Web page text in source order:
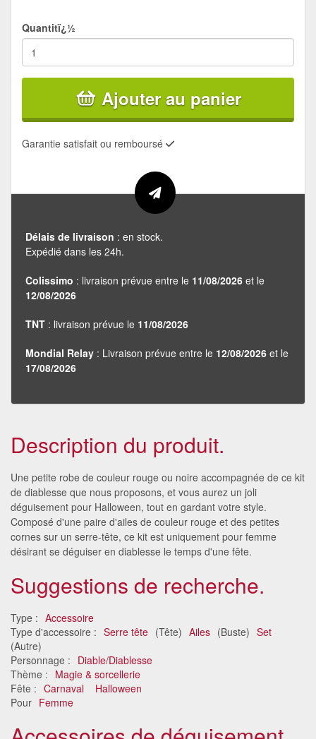
Quantitï¿½
Ajouter au panier
Garantie satisfait ou remboursé
Délais de livraison : en stock.
Expédié dans les 24h.
Colissimo : livraison prévue entre le 11/08/2026 et le
12/08/2026
TNT : livraison prévue le 11/08/2026
Mondial Relay : Livraison prévue entre le 12/08/2026 et le
17/08/2026
Description du produit.
Une petite robe de couleur rouge ou noire accompagnée de ce kit
de diablesse que nous proposons, et vous aurez un joli
déguisement pour Halloween, tout en gardant votre style.
Composé d'une paire d'ailes de couleur rouge et des petites
cornes sur un serre-tête, ce kit est uniquement pour femme
désirant se déguiser en diablesse le temps d'une fête.
Suggestions de recherche.
Type : Accessoire
Type d'accessoire : Serre tête (Tête) Ailes (Buste) Set
(Autre)
Personnage : Diable/Diablesse
Thème : Magie & sorcellerie
Fête : Carnaval
Halloween
Pour Femme